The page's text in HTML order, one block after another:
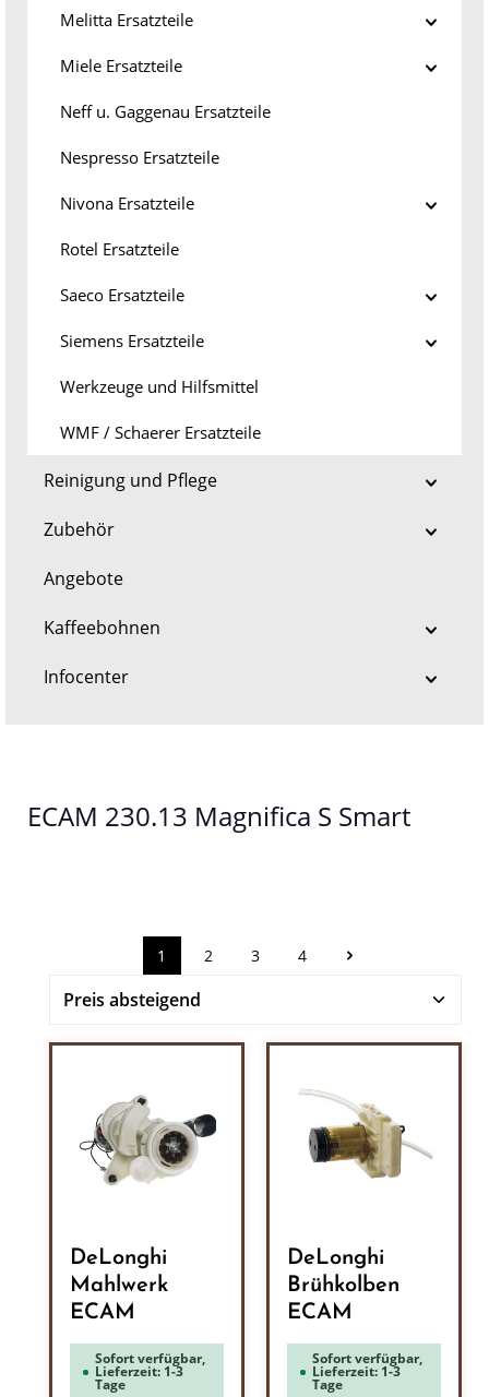
Melitta Ersatzteile
Miele Ersatzteile
Neff u. Gaggenau Ersatzteile
Nespresso Ersatzteile
Nivona Ersatzteile
Rotel Ersatzteile
Saeco Ersatzteile
Siemens Ersatzteile
Werkzeuge und Hilfsmittel
WMF / Schaerer Ersatzteile
Reinigung und Pflege
Zubehör
Angebote
Kaffeebohnen
Infocenter
ECAM 230.13 Magnifica S Smart
Seite
1 Seite
2 Seite
3 Seite
4
DeLonghi
Mahlwerk
ECAM
Sofort verfügbar,
Lieferzeit: 1-3
Tage
DeLonghi
Brühkolben
ECAM
Sofort verfügbar,
Lieferzeit: 1-3
Tage